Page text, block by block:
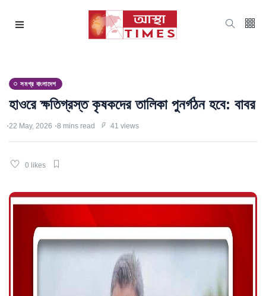
সমগ্র বাংলাদেশ
হাওরে ক্ষতিগ্রস্ত কৃষকদের তালিকা পুনর্গঠন হবে: বাবর
22 May, 2026 8 mins read 41 views
0 likes